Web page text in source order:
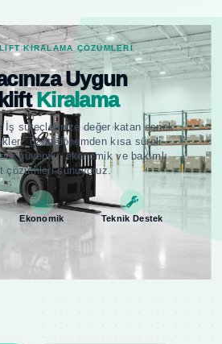
KIRALAMA ÇÖZÜMLERI
Uygun
Kiralama
İş süreçlerinize değer katan esnek
uzun dönemden kısa süreli
güvenilir, ekonomik ve bakımlı
çözümleri sunuyoruz.
Ekonomik Teknik Destek